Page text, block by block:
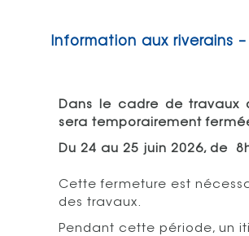
Information aux riverains
Dans le cadre de travaux
sera temporairement
Du 24 au 25 juin 2026, de
Cette fermeture est
des travaux.
Pendant cette période, un